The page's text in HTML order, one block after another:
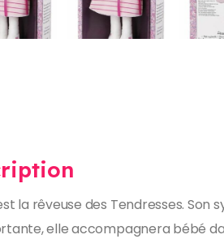
la rêveuse des Tendresses.
elle accompagnera bébé